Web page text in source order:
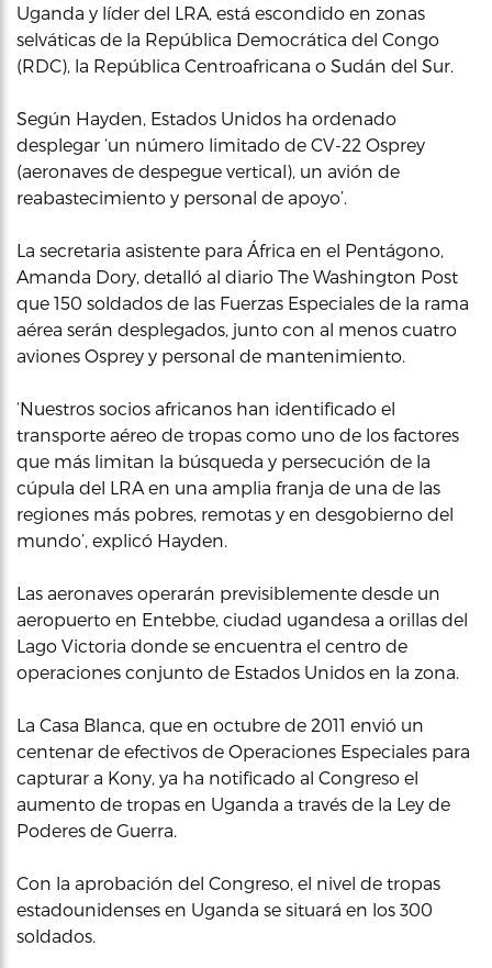
Uganda y líder del LRA, está escondido en zonas
selváticas de la República Democrática del Congo
(RDC), la República Centroafricana o Sudán del Sur.
Según Hayden, Estados Unidos ha ordenado
desplegar ‘un número limitado de CV-22 Osprey
(aeronaves de despegue vertical), un avión de
reabastecimiento y personal de apoyo’.
La secretaria asistente para África en el Pentágono,
Amanda Dory, detalló al diario The Washington Post
que 150 soldados de las Fuerzas Especiales de la rama
aérea serán desplegados, junto con al menos cuatro
aviones Osprey y personal de mantenimiento.
‘Nuestros socios africanos han identificado el
transporte aéreo de tropas como uno de los factores
que más limitan la búsqueda y persecución de la
cúpula del LRA en una amplia franja de una de las
regiones más pobres, remotas y en desgobierno del
mundo’, explicó Hayden.
Las aeronaves operarán previsiblemente desde un
aeropuerto en Entebbe, ciudad ugandesa a orillas del
Lago Victoria donde se encuentra el centro de
operaciones conjunto de Estados Unidos en la zona.
La Casa Blanca, que en octubre de 2011 envió un
centenar de efectivos de Operaciones Especiales para
capturar a Kony, ya ha notificado al Congreso el
aumento de tropas en Uganda a través de la Ley de
Poderes de Guerra.
Con la aprobación del Congreso, el nivel de tropas
estadounidenses en Uganda se situará en los 300
soldados.